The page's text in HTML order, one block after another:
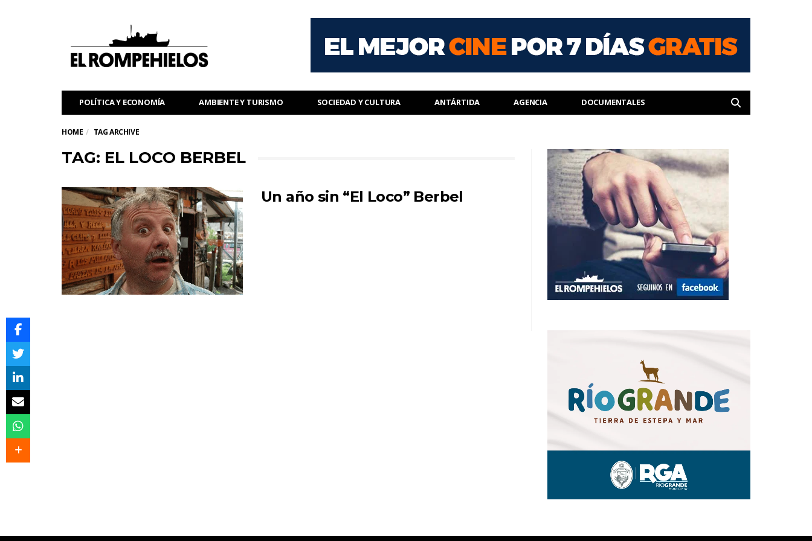
POLÍTICA Y ECONOMÍA AMBIENTE Y TURISMO SOCIEDAD Y CULTURA ANTÁRTIDA AGENCIA DOCUMENTALES
HOME TAG ARCHIVE
TAG: EL LOCO BERBEL
Un año sin “El Loco” Berbel